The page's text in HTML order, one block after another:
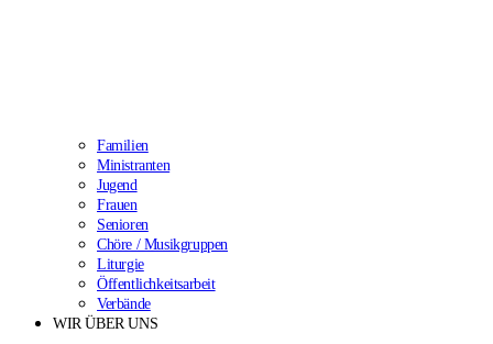
Familien
Ministranten
Jugend
Frauen
Senioren
Chöre / Musikgruppen
Liturgie
Öffentlichkeitsarbeit
Verbände
WIR ÜBER UNS